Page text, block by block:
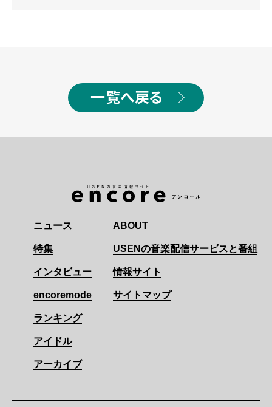
一覧へ戻る
ニュース
特集
インタビュー
encoremode
ランキング
アイドル
アーカイブ
ABOUT
USENの音楽配信サービスと番組
情報サイト
サイトマップ